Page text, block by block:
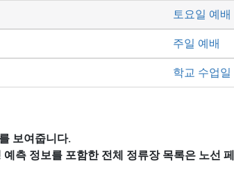
토요일 예배
주일 예배
학교 수업일
보여줍니다.
측 정보를 포함한 전체 정류장 목록은 노선